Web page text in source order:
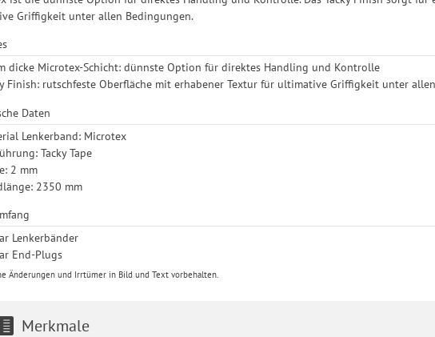
Griffigkeit unter allen Bedingungen.
dicke Microtex-Schicht: dünnste Option für direktes Handling und Kontrolle
Finish: rutschfeste Oberfläche mit erhabener Textur für ultimative Griffigkeit unter
Daten
Lenkerband: Microtex
Tacky Tape
2 mm
2350 mm
Lenkerbänder
End-Plugs
Änderungen und Irrtümer in Bild und Text vorbehalten.
Merkmale